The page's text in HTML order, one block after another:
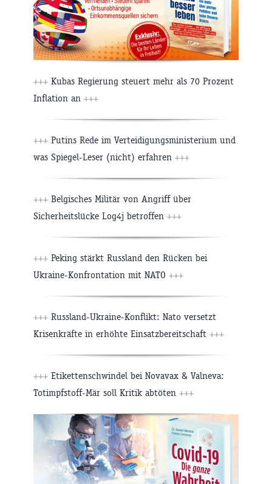
+++ Kubas Regierung steuert mehr als 70 Prozent
Inflation an +++
+++ Putins Rede im Verteidigungsministerium und
was Spiegel-Leser (nicht) erfahren +++
+++ Belgisches Militär von Angriff über
Sicherheitslücke Log4j betroffen +++
+++ Peking stärkt Russland den Rücken bei
Ukraine-Konfrontation mit NATO +++
+++ Russland-Ukraine-Konflikt: Nato versetzt
Krisenkräfte in erhöhte Einsatzbereitschaft +++
+++ Etikettenschwindel bei Novavax & Valneva:
Totimpfstoff-Mär soll Kritik abtöten +++